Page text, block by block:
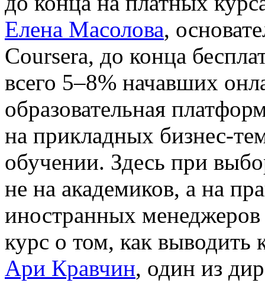
Елена Масолова,
Coursera, до конца
всего 5–8% начавших
образовательная
на прикладных бизнес-
обучении. Здесь при
не на академиков, а на
иностранных
курс о том, как
Ари Кравчин, один из